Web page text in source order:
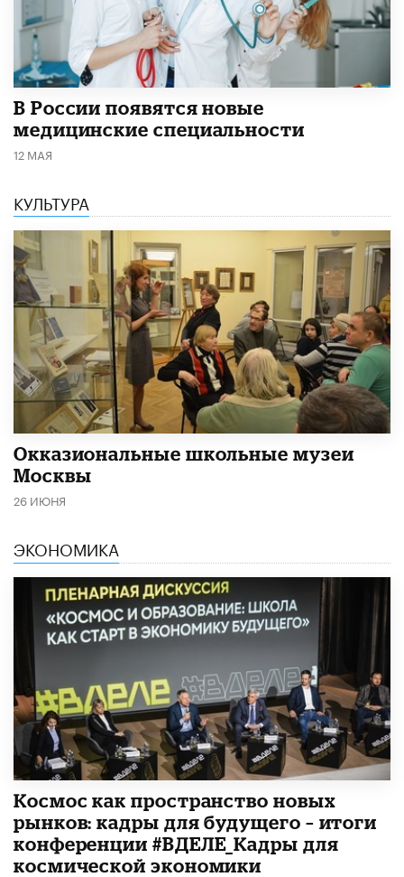
В России появятся новые
медицинские специальности
12 МАЯ
КУЛЬТУРА
​Окказиональные школьные музеи
Москвы
26 ИЮНЯ
ЭКОНОМИКА
Космос как пространство новых
рынков: кадры для будущего – итоги
конференции #ВДЕЛЕ_Кадры для
космической экономики